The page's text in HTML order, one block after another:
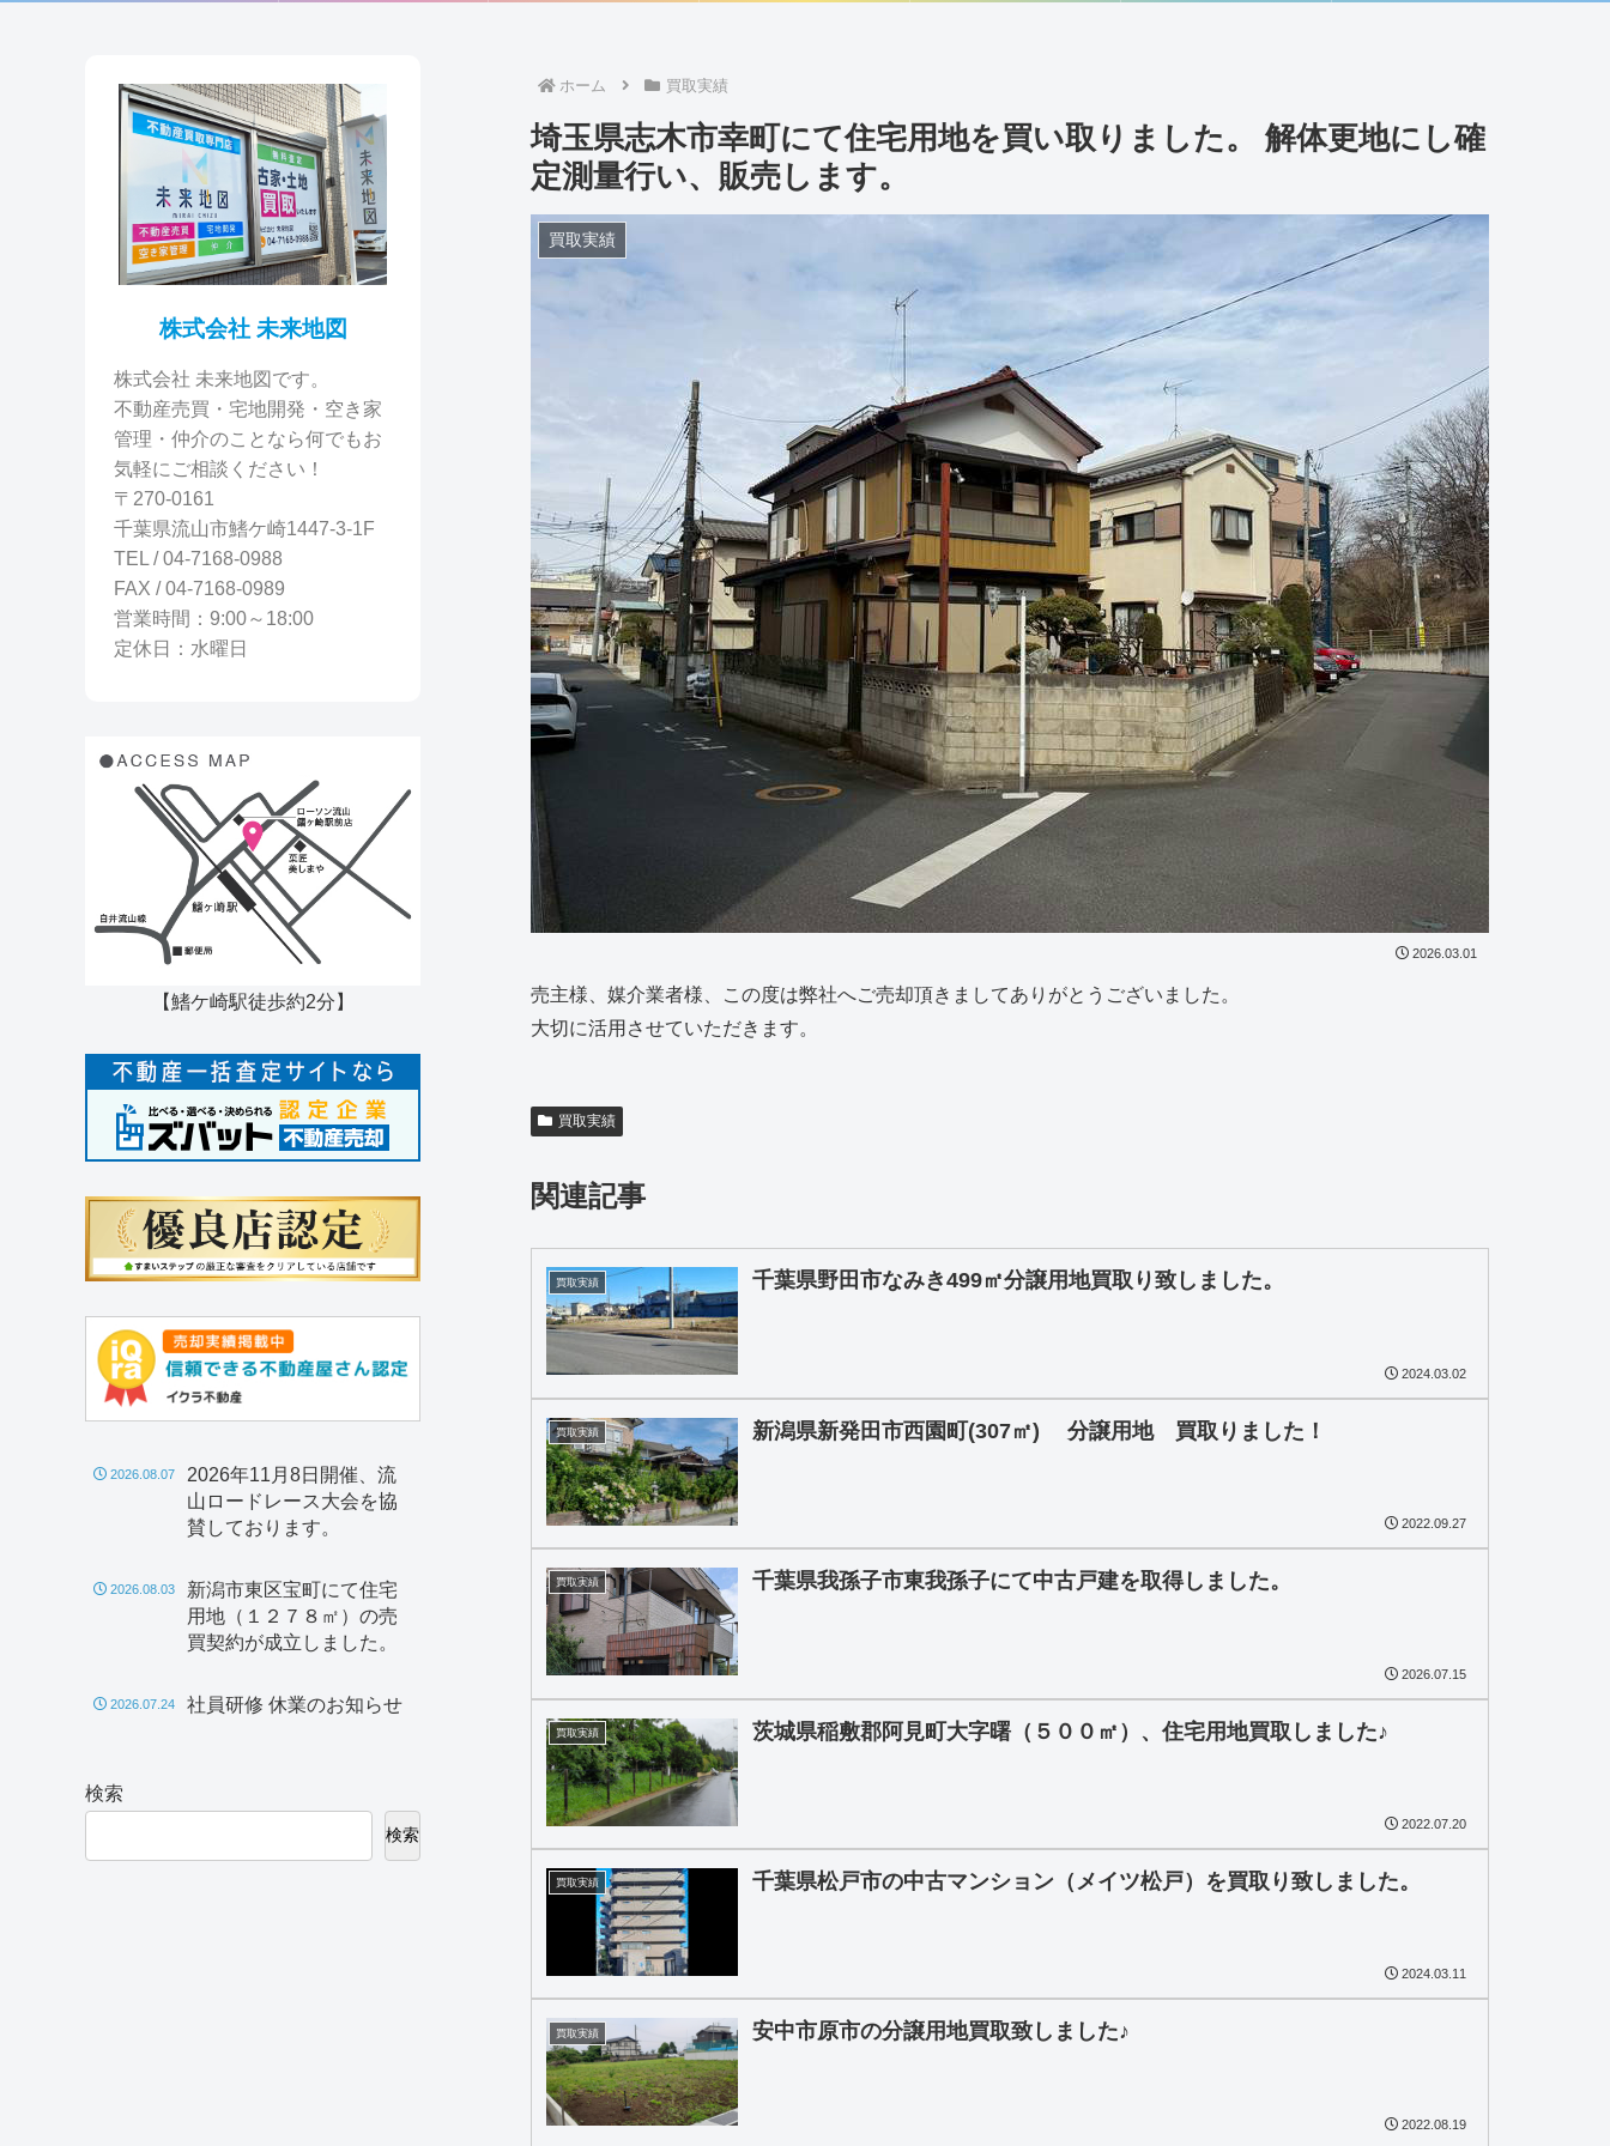
ホーム 買取実績
埼玉県志木市幸町にて住宅用地を買い取りました。 解体更地にし確
定測量行い、販売します。
買取実績
2026.03.01
売主様、媒介業者様、この度は弊社へご売却頂きましてありがとうございました。
大切に活用させていただきます。
買取実績
関連記事
買取実績 千葉県野田市なみき499㎡分譲用地買取り致しました。
2024.03.02
買取実績 新潟県新発田市西園町(307㎡) 分譲用地 買取りました！
2022.09.27
買取実績 千葉県我孫子市東我孫子にて中古戸建を取得しました。
2026.07.15
買取実績 茨城県稲敷郡阿見町大字曙（５００㎡）、住宅用地買取しました♪
2022.07.20
買取実績 千葉県松戸市の中古マンション（メイツ松戸）を買取り致しました。
2024.03.11
買取実績 安中市原市の分譲用地買取致しました♪
2022.08.19
株式会社 未来地図
株式会社 未来地図です。
不動産売買・宅地開発・空き家
管理・仲介のことなら何でもお
気軽にご相談ください！
〒270-0161
千葉県流山市鰭ケ崎1447-3-1F
TEL / 04-7168-0988
FAX / 04-7168-0989
営業時間：9:00～18:00
定休日：水曜日
【鰭ケ崎駅徒歩約2分】
2026年11月8日開催、流
山ロードレース大会を協
賛しております。
2026.08.07
新潟市東区宝町にて住宅
用地（１２７８㎡）の売
買契約が成立しました。
2026.08.03
社員研修 休業のお知らせ
2026.07.24
検索
検索